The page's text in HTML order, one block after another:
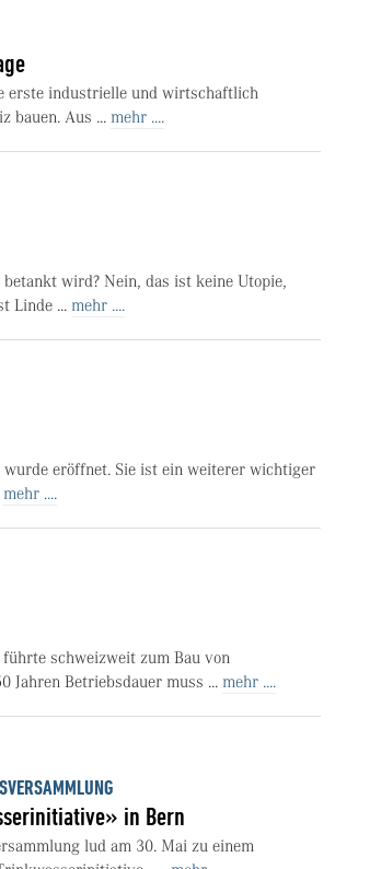
erste industrielle und wirtschaftlich
bauen. Aus ... mehr ....
wird? Nein, das ist keine Utopie,
Linde ... mehr ....
eröffnet. Sie ist ein weiterer wichtiger
mehr ....
schweizweit zum Bau von
Jahren Betriebsdauer muss ... mehr ....
in Bern
lud am 30. Mai zu einem